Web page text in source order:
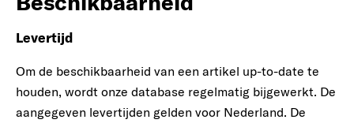
Levertijd
Om de beschikbaarheid van een artikel up-to-date te
houden, wordt onze database regelmatig bijgewerkt. De
aangegeven levertijden gelden voor Nederland. De